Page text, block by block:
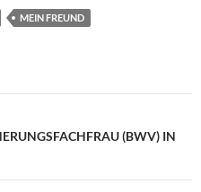
MEIN FREUND
(BWV) IN